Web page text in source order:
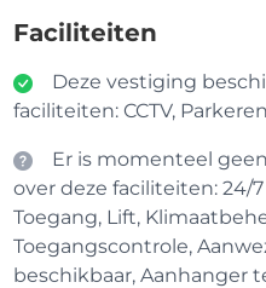
Faciliteiten
Deze vestiging
faciliteiten: CCTV,
Er is momenteel
over deze faciliteiten: 24/
Toegang, Lift,
Toegangscontrole,
beschikbaar, Aanhanger